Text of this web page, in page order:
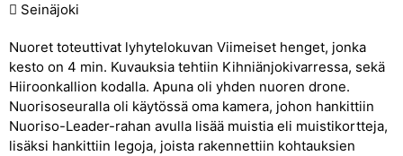
Seinäjoki
Nuoret toteuttivat lyhytelokuvan Viimeiset henget, jonka
kesto on 4 min. Kuvauksia tehtiin Kihniänjokivarressa, sekä
Hiiroonkallion kodalla. Apuna oli yhden nuoren drone.
Nuorisoseuralla oli käytössä oma kamera, johon hankittiin
Nuoriso-Leader-rahan avulla lisää muistia eli muistikortteja,
lisäksi hankittiin legoja, joista rakennettiin kohtauksien